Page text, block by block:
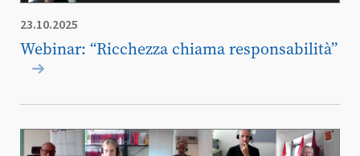
23.10.2025
Webinar: “Ricchezza chiama responsabilità”